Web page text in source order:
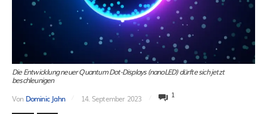
Die Entwicklung neuer Quantum Dot-Displays (nanoLED) dürfte sich jetzt
beschleunigen
Von Dominic Jahn 14. September 2023 1